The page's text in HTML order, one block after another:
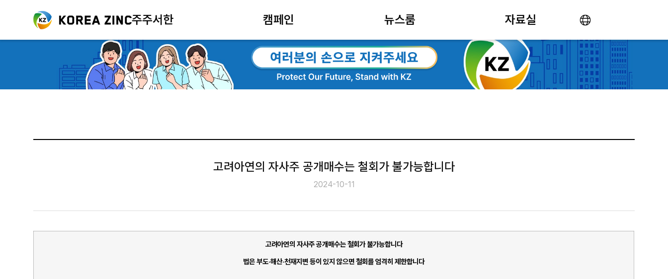
주주서한 캠페인 뉴스룸 자료실
고려아연의 자사주 공개매수는 철회가 불가능합니다
2024-10-11
고려아연의 자사주 공개매수는 철회가 불가능합니다
법은 부도·해산·천재지변 등이 있지 않으면 철회를 엄격히 제한합니다